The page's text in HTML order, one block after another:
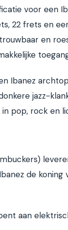
voor een
22 frets en
en
Ibanez
jazz-
pop, rock en
de
aan